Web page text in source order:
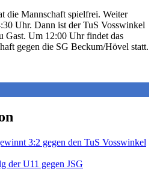
die Mannschaft spielfrei. Weiter
Uhr. Dann ist der TuS Vosswinkel
Gast. Um 12:00 Uhr findet das
gegen die SG Beckum/Hövel statt.
3:2 gegen den TuS Vosswinkel
der U11 gegen JSG